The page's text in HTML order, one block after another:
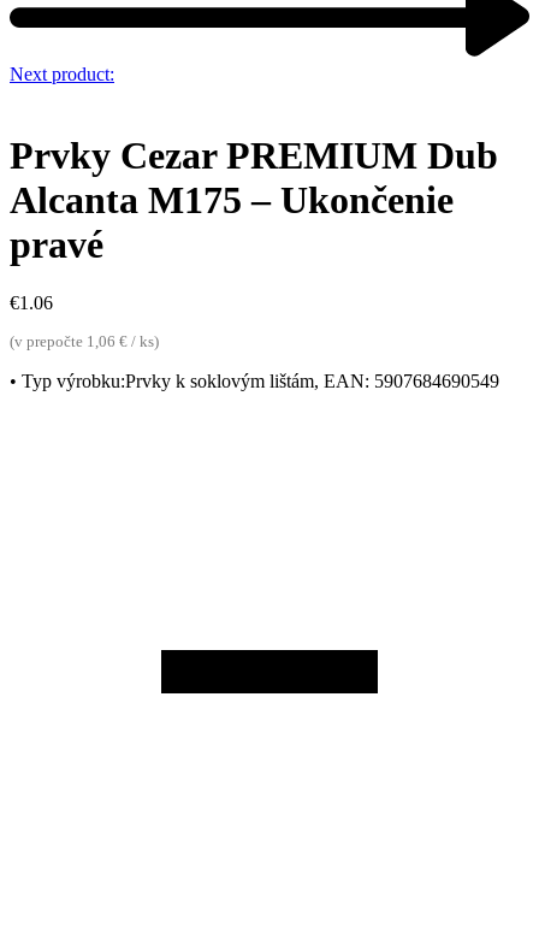
Next product:
Prvky Cezar PREMIUM Dub
Alcanta M175 – Ukončenie
pravé
€1.06
(v prepočte 1,06 € / ks)
• Typ výrobku:Prvky k soklovým lištám, EAN: 5907684690549